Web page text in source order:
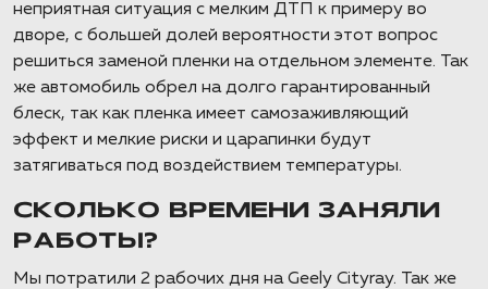
неприятная ситуация с мелким ДТП к примеру во
дворе, с большей долей вероятности этот вопрос
решиться заменой пленки на отдельном элементе. Так
же автомобиль обрел на долго гарантированный
блеск, так как пленка имеет самозаживляющий
эффект и мелкие риски и царапинки будут
затягиваться под воздействием температуры.
СКОЛЬКО ВРЕМЕНИ ЗАНЯЛИ
РАБОТЫ?
Мы потратили 2 рабочих дня на Geely Cityray. Так же